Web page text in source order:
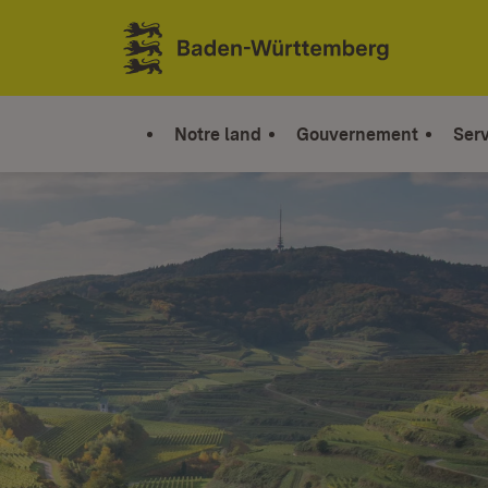
Sauter au contenu
Link zur Startseite
Notre land Gouvernement